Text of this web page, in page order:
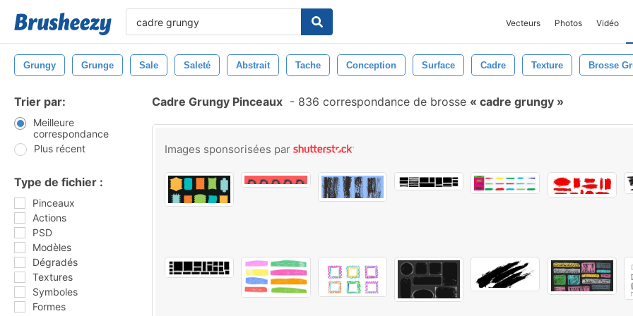
Vecteurs Photos Vidéo
Grungy Grunge Sale Saleté Abstrait Tache Conception Surface Cadre Texture Brosse
Trier par:
Meilleure
correspondance
Plus récent
Type de fichier :
Pinceaux
Actions
PSD
Modèles
Dégradés
Textures
Symboles
Formes
Cadre Grungy Pinceaux - 836 correspondance de brosse cadre grungy
Images sponsorisées par